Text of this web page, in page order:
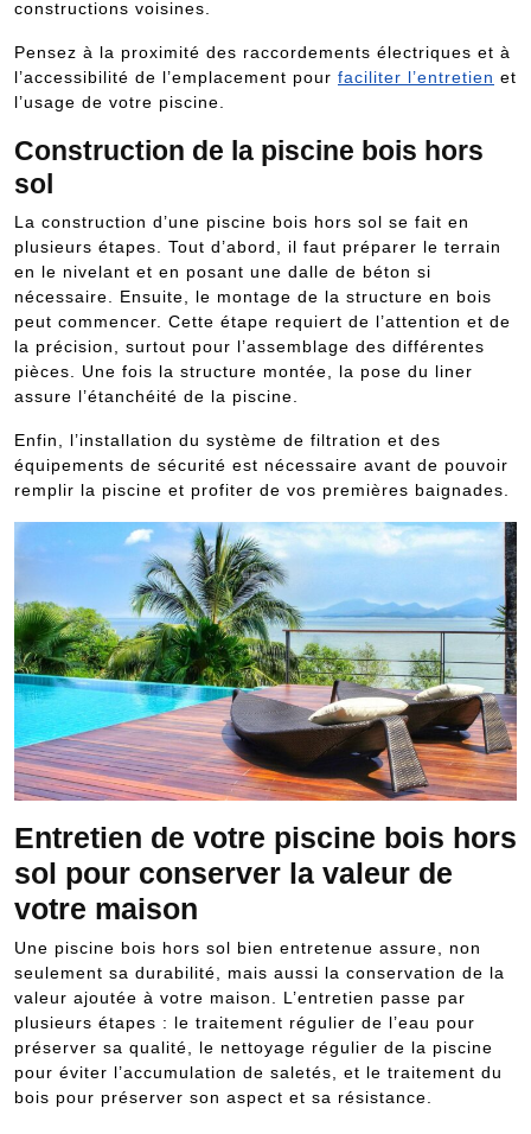
constructions voisines.
Pensez à la proximité des raccordements électriques et à
l’accessibilité de l’emplacement pour faciliter l’entretien et
l’usage de votre piscine.
Construction de la piscine bois hors
sol
La construction d’une piscine bois hors sol se fait en
plusieurs étapes. Tout d’abord, il faut préparer le terrain
en le nivelant et en posant une dalle de béton si
nécessaire. Ensuite, le montage de la structure en bois
peut commencer. Cette étape requiert de l’attention et de
la précision, surtout pour l’assemblage des différentes
pièces. Une fois la structure montée, la pose du liner
assure l’étanchéité de la piscine.
Enfin, l’installation du système de filtration et des
équipements de sécurité est nécessaire avant de pouvoir
remplir la piscine et profiter de vos premières baignades.
Entretien de votre piscine bois hors
sol pour conserver la valeur de
votre maison
Une piscine bois hors sol bien entretenue assure, non
seulement sa durabilité, mais aussi la conservation de la
valeur ajoutée à votre maison. L’entretien passe par
plusieurs étapes : le traitement régulier de l’eau pour
préserver sa qualité, le nettoyage régulier de la piscine
pour éviter l’accumulation de saletés, et le traitement du
bois pour préserver son aspect et sa résistance.